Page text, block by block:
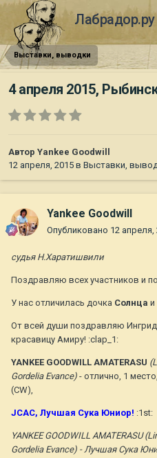
Выставки, выводки
4 апреля 2015,
Автор Yankee Goodwill
12 апреля, 2015 в Выставки,
Yankee Goodwill
Опубликовано 12 апреля,
судья Н.Харатишвили
Поздравляю всех участников и
У нас отличилась дочка Солнца и
От всей души поздравляю
красавицу Амиру! :clap_1:
YANKEE GOODWILL AMATERASU
Gordelia Evance) - отлично, 1
(CW),
JСАС, Лучшая Сука Юниор! :1st:
YANKEE GOODWILL AMATERASU
Gordelia Evance) - Лучшая Сука